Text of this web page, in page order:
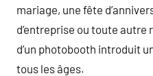
mariage, une fête
d’entreprise ou toute
d’un photobooth introduit
tous les âges.